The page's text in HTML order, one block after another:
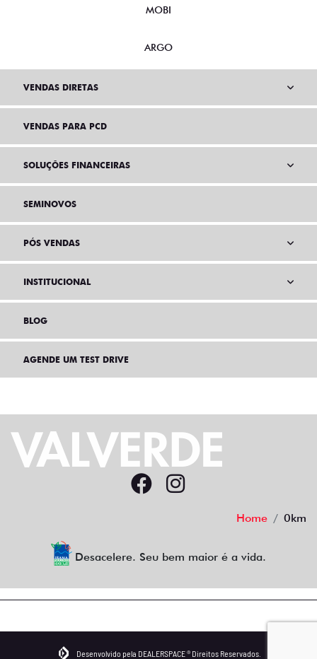
MOBI
ARGO
VENDAS DIRETAS
VENDAS PARA PCD
SOLUÇÕES FINANCEIRAS
SEMINOVOS
PÓS VENDAS
INSTITUCIONAL
BLOG
AGENDE UM TEST DRIVE
Home 0km
Desacelere. Seu bem maior é a vida.
Desenvolvido pela DEALERSPACE ® Direitos Reservados.